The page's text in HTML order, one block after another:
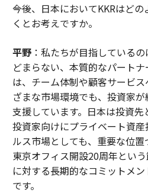
――今後、日本においてKKRはど
くとお考えですか。
平野：私たちが目指している
どまらない、本質的なパート
は、チーム体制や顧客サービ
ざまな市場環境でも、投資家
支援しています。日本は投資
投資家向けにプライベート資
ルス市場としても、重要な位
東京オフィス開設20周年とい
に対する長期的なコミットメ
です。